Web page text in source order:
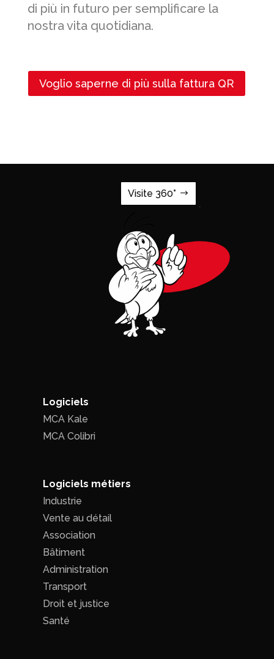
di più in futuro per semplificare la
nostra vita quotidiana.
Voglio saperne di più sulla fattura QR
Visite 360°
Logiciels
MCA Kale
MCA Colibri
Logiciels métiers
Industrie
Vente au détail
Association
Bâtiment
Administration
Transport
Droit et justice
Santé